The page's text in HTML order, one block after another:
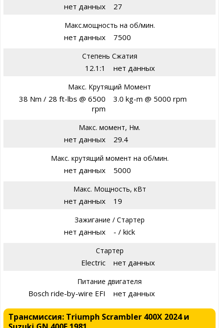
нет данных 27
Макс.мощность на об/мин.
нет данных 7500
Степень Сжатия
12.1:1 нет данных
Макс. Крутящий Момент
38 Nm / 28 ft-lbs @ 6500
rpm
3.0 kg-m @ 5000 rpm
Макс. момент, Нм.
нет данных 29.4
Макс. крутящий момент на об/мин.
нет данных 5000
Макс. Мощность, кВт
нет данных 19
Зажигание / Стартер
нет данных - / kick
Стартер
Electric нет данных
Питание двигателя
Bosch ride-by-wire EFI нет данных
Трансмиссия: Triumph Scrambler 400X 2024 и